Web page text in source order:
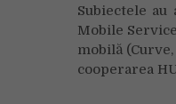
Subiectele
Mobile
mobilă
cooperarea